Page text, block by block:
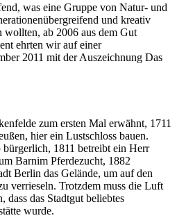
was eine Gruppe von Natur- und
und kreativ
wollten, ab 2006 aus dem Gut
ehrten wir auf einer
2011 mit der Auszeichnung Das
zum ersten Mal erwähnt, 1711
hier ein Lustschloss bauen.
1811 betreibt ein Herr
Barnim Pferdezucht, 1882
Berlin das Gelände, um auf den
verrieseln. Trotzdem muss die Luft
dass das Stadtgut beliebtes
wurde.